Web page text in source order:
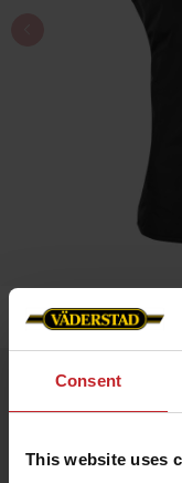
Consent
This website uses
Hem » Dam »
Väst- Maine-